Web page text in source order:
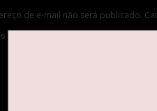
de e-mail não será publicado.